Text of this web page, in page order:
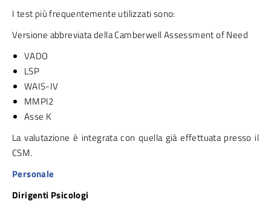
I test più frequentemente utilizzati sono:
Versione abbreviata della Camberwell Assessment of Need
VADO
LSP
WAIS-IV
MMPI2
Asse K
La valutazione è integrata con quella già effettuata presso il
CSM.
Personale
Dirigenti Psicologi